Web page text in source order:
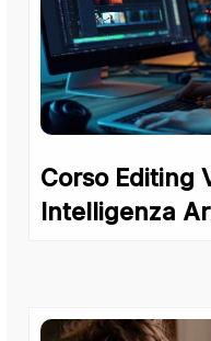
Corso Editing
Intelligenza